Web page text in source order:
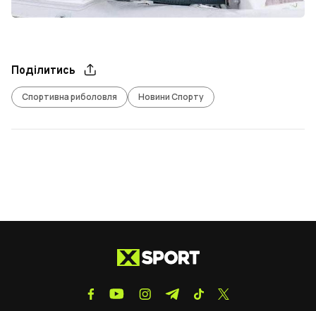
Поділитись
Спортивна риболовля Новини Спорту